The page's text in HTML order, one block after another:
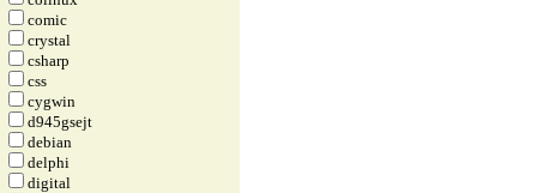
comic
crystal
csharp
css
cygwin
d945gsejt
debian
delphi
digital